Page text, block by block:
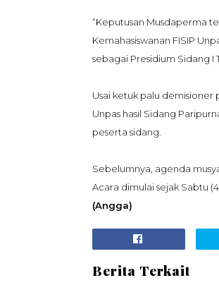
“Keputusan Musdaperma
Kemahasiswanan FISIP
sebagai Presidium Sidang I
Usai ketuk palu demisioner
Unpas hasil Sidang
peserta sidang.
Sebelumnya, agenda
Acara dimulai sejak Sabtu
(Angga)
Berita Terkait